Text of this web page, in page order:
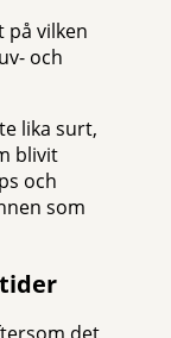
vilken
och
lika surt,
blivit
och
som